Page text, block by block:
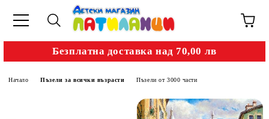
Безплатна доставка над 70,00 лв
Начало Пъзели за всички възрасти Пъзели от 3000 части